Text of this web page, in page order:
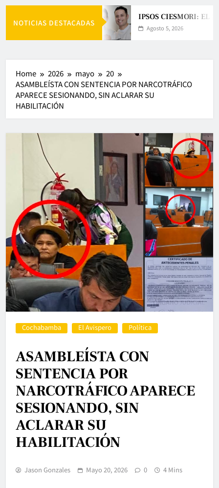
NOTICIAS DESTACADAS
IPSOS CIESMORI: EL
Agosto 5, 2026
Home 2026 mayo
20
ASAMBLEÍSTA CON SENTENCIA POR NARCOTRÁFICO
APARECE SESIONANDO, SIN ACLARAR SU
HABILITACIÓN
Cochabamba El Avispero Política
ASAMBLEÍSTA CON
SENTENCIA POR
NARCOTRÁFICO APARECE
SESIONANDO, SIN
ACLARAR SU
HABILITACIÓN
Jason Gonzales Mayo 20, 2026 0 4 Mins